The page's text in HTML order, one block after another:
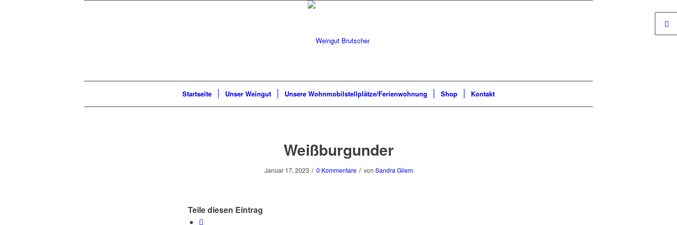
Startseite Unser Weingut Unsere Wohnmobilstellplätze/Ferienwohnung Shop Kontakt
Weißburgunder
Januar 17, 2023 / 0 Kommentare / von Sandra Gliem
Teile diesen Eintrag